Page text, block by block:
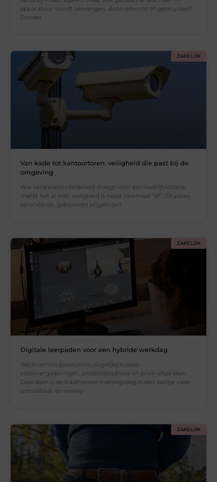
apparatuur wordt vervangen, doorverkocht of gerecycled?
Zonder
ZAKELIJK
Van kade tot kantoortoren: veiligheid die past bij de
omgeving
Wie verantwoordelijkheid draagt voor een bedrijfslocatie,
merkt het al snel: veiligheid is nooit helemaal “af”. Situaties
veranderen, gebouwen krijgen een
ZAKELIJK
Digitale leerpaden voor een hybride werkdag
Werknemers balanceren dagelijks tussen
videovergaderingen, projectdeadlines en privé-afspraken.
Daardoor is de traditionele trainingsdag in een zaaltje vaak
onhaalbaar én weinig
ZAKELIJK